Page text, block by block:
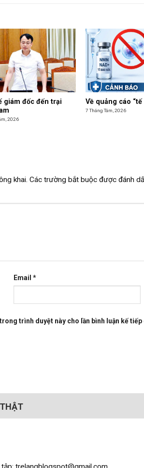
giám đốc đến trại
2026
Về quảng cáo “tế
7 Tháng Tám, 2026
khai. Các trường bắt buộc được đánh
Email *
trình duyệt này cho lần bình luận kế tiếp